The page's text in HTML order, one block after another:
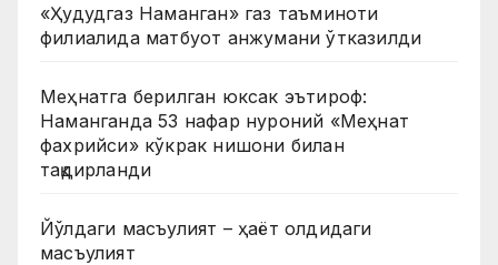
«Ҳудудгаз Наманган» газ таъминоти
филиалида матбуот анжумани ўтказилди
Меҳнатга берилган юксак эътироф:
Наманганда 53 нафар нуроний «Меҳнат
фахрийси» кўкрак нишони билан
тақдирланди
Йўлдаги масъулият – ҳаёт олдидаги
масъулият